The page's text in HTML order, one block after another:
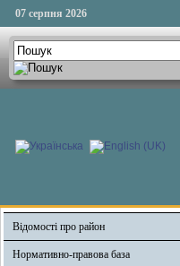
07 серпня 2026
Відомості про район
Нормативно-правова база